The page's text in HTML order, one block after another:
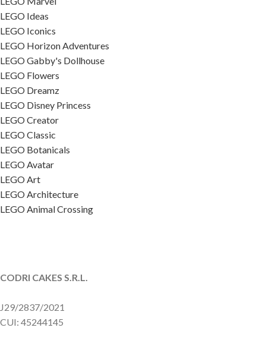
LEGO Ideas
LEGO Iconics
LEGO Horizon Adventures
LEGO Gabby's Dollhouse
LEGO Flowers
LEGO Dreamz
LEGO Disney Princess
LEGO Creator
LEGO Classic
LEGO Botanicals
LEGO Avatar
LEGO Art
LEGO Architecture
LEGO Animal Crossing
CODRI CAKES S.R.L.
J29/2837/2021
CUI: 45244145